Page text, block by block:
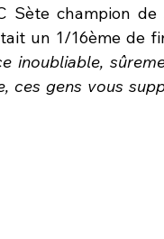
Sète champion
inoubliable,
ces gens vous